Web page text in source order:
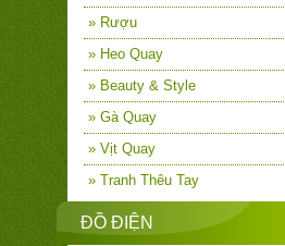
» Rượu
» Heo Quay
» Beauty & Style
» Gà Quay
» Vịt Quay
» Tranh Thêu Tay
ĐỒ ĐIỆN